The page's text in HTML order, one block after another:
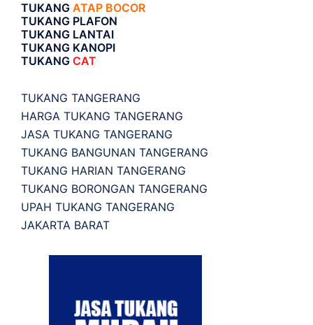
TUKANG ATAP BOCOR
TUKANG PLAFON
TUKANG LANTAI
TUKANG KANOPI
TUKANG CAT
TUKANG TANGERANG
HARGA TUKANG TANGERANG
JASA TUKANG TANGERANG
TUKANG BANGUNAN TANGERANG
TUKANG HARIAN TANGERANG
TUKANG BORONGAN TANGERANG
UPAH TUKANG TANGERANG
JAKARTA BARAT